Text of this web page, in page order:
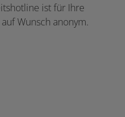
ist für Ihre
Wunsch anonym.